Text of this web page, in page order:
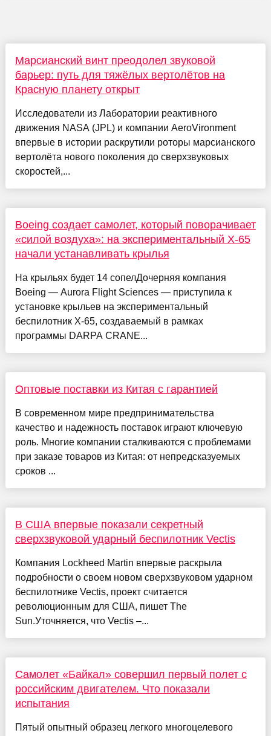
Марсианский винт преодолел звуковой
барьер: путь для тяжёлых вертолётов на
Красную планету открыт
Исследователи из Лаборатории реактивного
движения NASA (JPL) и компании AeroVironment
впервые в истории раскрутили роторы марсианского
вертолёта нового поколения до сверхзвуковых
скоростей,...
Boeing создает самолет, который поворачивает
«силой воздуха»: на экспериментальный X-65
начали устанавливать крылья
На крыльях будет 14 сопелДочерняя компания
Boeing — Aurora Flight Sciences — приступила к
установке крыльев на экспериментальный
беспилотник X-65, создаваемый в рамках
программы DARPA CRANE...
Оптовые поставки из Китая с гарантией
В современном мире предпринимательства
качество и надежность поставок играют ключевую
роль. Многие компании сталкиваются с проблемами
при заказе товаров из Китая: от непредсказуемых
сроков ...
В США впервые показали секретный
сверхзвуковой ударный беспилотник Vectis
Компания Lockheed Martin впервые раскрыла
подробности о своем новом сверхзвуковом ударном
беспилотнике Vectis, проект считается
революционным для США, пишет The
Sun.Уточняется, что Vectis –...
Самолет «Байкал» совершил первый полет с
российским двигателем. Что показали
испытания
Пятый опытный образец легкого многоцелевого